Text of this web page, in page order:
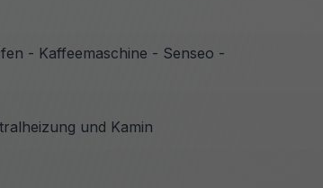
- Kaffeemaschine - Senseo -
und Kamin